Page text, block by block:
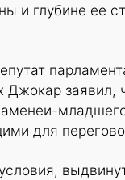
и глубине ее
заявил,
для